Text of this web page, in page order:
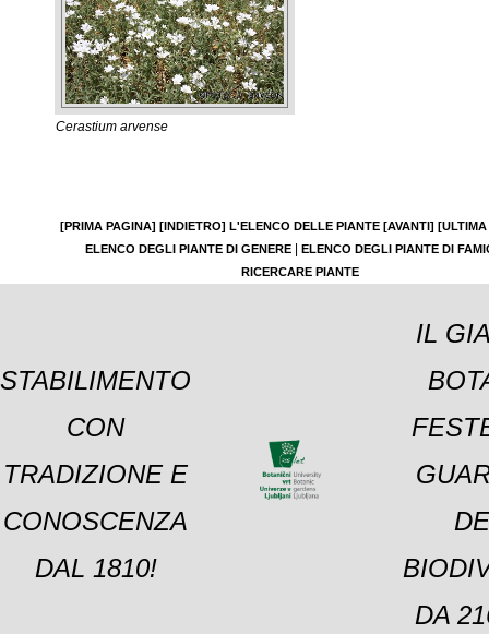
Cerastium arvense
[PRIMA PAGINA] [INDIETRO] L'ELENCO DELLE PIANTE [AVANTI]
ELENCO DEGLI PIANTE DI GENERE
ELENCO DEGLI PIANTE DI
RICERCARE PIANTE
STABILIMENTO
CON
TRADIZIONE E
CONOSCENZA
DAL 1810!
IL
DA